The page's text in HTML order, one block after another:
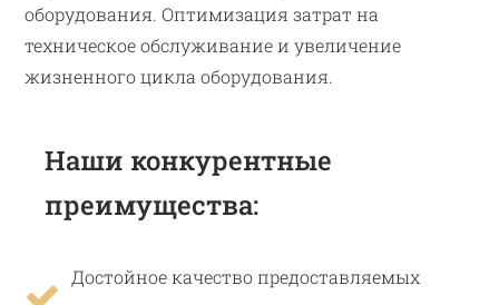
оборудования. Оптимизация затрат на
техническое обслуживание и увеличение
жизненного цикла оборудования.
Наши конкурентные
преимущества:
Достойное качество предоставляемых